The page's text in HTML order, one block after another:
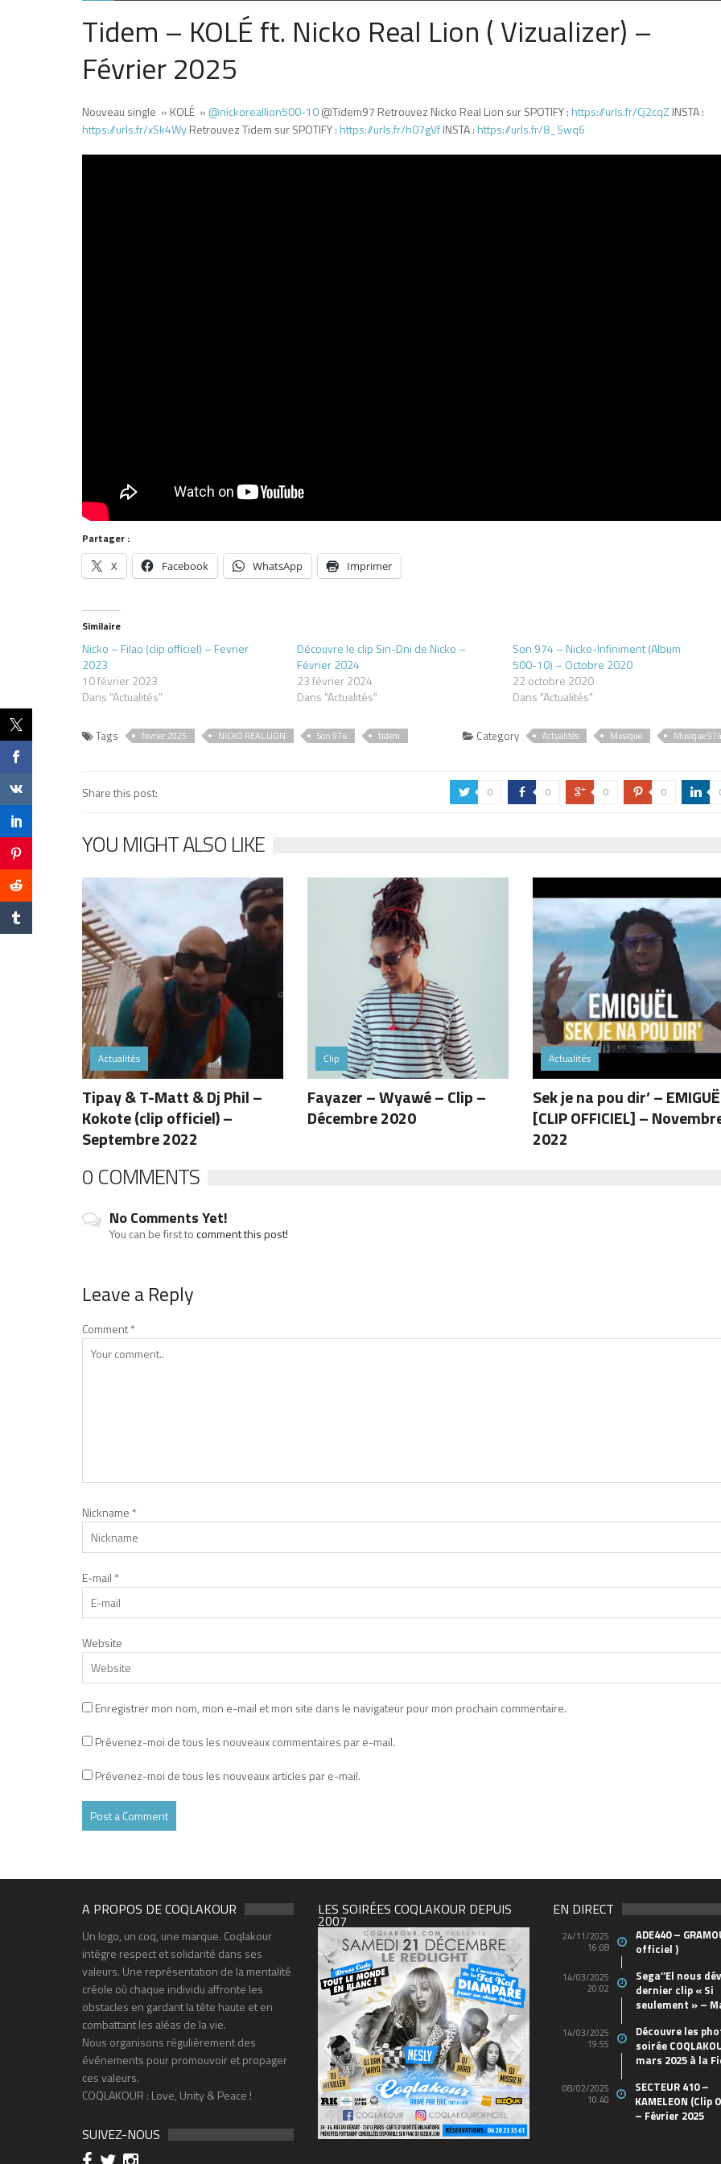
Tidem – KOLÉ ft. Nicko Real Lion ( Vizualizer) –
Février 2025
Nouveau single » KOLÉ » ‪@nickoreallion500-10‬@Tidem97 Retrouvez Nicko Real Lion sur SPOTIFY : https://urls.fr/Cj2cqZ INSTA :
https://urls.fr/xSk4WyRetrouvez Tidem sur SPOTIFY : https://urls.fr/h07gVfINSTA : https://urls.fr/8_Swq6
Partager :
X Facebook WhatsApp Imprimer
Similaire
Nicko – Filao (clip officiel) – Fevrier
2023
10 février 2023
Dans "Actualités"
Découvre le clip Sin-Dni de Nicko –
Février 2024
23 février 2024
Dans "Actualités"
Son 974 – Nicko-Infiniment (Album
500-10) – Octobre 2020
22 octobre 2020
Dans "Actualités"
Tags fevrier 2025 NICKO REAL LION Son 974 tidem Category Actualités Musique Musique
Share this post: a 0 b 0 c 0 d 0 j
YOU MIGHT ALSO LIKE
Actualités
Tipay & T-Matt & Dj Phil –
Kokote (clip officiel) –
Septembre 2022
Clip
Fayazer – Wyawé – Clip –
Décembre 2020
Actualités
Sek je na pou dir’ –
[CLIP OFFICIEL] –
2022
0 COMMENTS
No Comments Yet!
You can be first tocomment this post!
Leave a Reply
Comment*
Nickname *
E-mail *
Website
Enregistrer mon nom, mon e-mail et mon site dans le navigateur pour mon prochain commentaire.
Prévenez-moi de tous les nouveaux commentaires par e-mail.
Prévenez-moi de tous les nouveaux articles par e-mail.
A PROPOS DE COQLAKOUR
Un logo, un coq, une marque. Coqlakour
intègre respect et solidarité dans ses
valeurs. Une représentation de la mentalité
créole où chaque individu affronte les
obstacles en gardant la tête haute et en
combattant les aléas de la vie.
Nous organisons régulièrement des
événements pour promouvoir et propager
ces valeurs.
COQLAKOUR : Love, Unity & Peace !
SUIVEZ-NOUS
LES SOIRÉES COQLAKOUR DEPUIS
2007
EN DIRECT
24/11/2025
16:08
ADE440 –
officiel )
14/03/2025
20:02
Sega’’El nous
dernier clip « Si
seulement » –
14/03/2025
19:55
Découvre les
soirée
mars 2025 à la
08/02/2025
10:40
SECTEUR 410 –
KAMELEON
– Février 2025